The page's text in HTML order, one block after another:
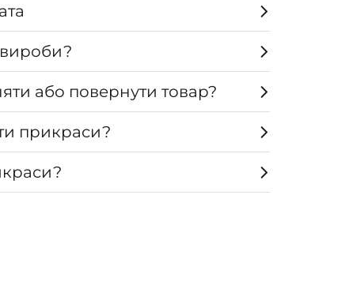
вироби?
або повернути товар?
прикраси?